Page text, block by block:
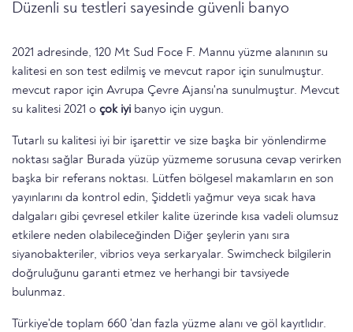
Düzenli su testleri sayesinde güvenli banyo
2021 adresinde, 120 Mt Sud Foce F. Mannu yüzme alanının su
kalitesi en son test edilmiş ve mevcut rapor için sunulmuştur.
mevcut rapor için Avrupa Çevre Ajansı'na sunulmuştur. Mevcut
su kalitesi 2021 o çok iyi banyo için uygun.
Tutarlı su kalitesi iyi bir işarettir ve size başka bir yönlendirme
noktası sağlar Burada yüzüp yüzmeme sorusuna cevap verirken
başka bir referans noktası. Lütfen bölgesel makamların en son
yayınlarını da kontrol edin, Şiddetli yağmur veya sıcak hava
dalgaları gibi çevresel etkiler kalite üzerinde kısa vadeli olumsuz
etkilere neden olabileceğinden Diğer şeylerin yanı sıra
siyanobakteriler, vibrios veya serkaryalar. Swimcheck bilgilerin
doğruluğunu garanti etmez ve herhangi bir tavsiyede
bulunmaz.
Türkiye'de toplam 660 'dan fazla yüzme alanı ve göl kayıtlıdır.